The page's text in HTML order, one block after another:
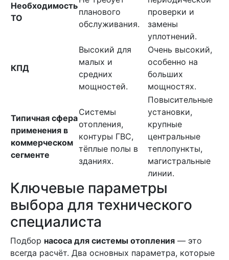
Необходимость
ТО
планового
обслуживания.
проверки и
замены
уплотнений.
КПД
Высокий для
малых и
средних
мощностей.
Очень высокий,
особенно на
больших
мощностях.
Типичная сфера
применения в
коммерческом
сегменте
Системы
отопления,
контуры ГВС,
тёплые полы в
зданиях.
Повысительные
установки,
крупные
центральные
теплопункты,
магистральные
линии.
Ключевые параметры
выбора для технического
специалиста
Подбор насоса для системы отопления — это
всегда расчёт. Два основных параметра, которые